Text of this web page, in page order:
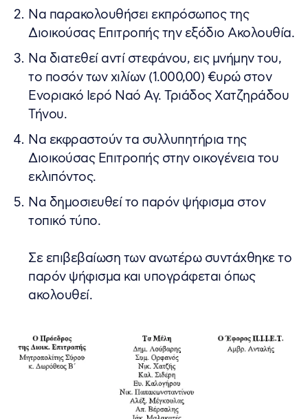
Να παρακολουθήσει εκπρόσωπος της
Διοικούσας Επιτροπής την εξόδιο Ακολουθία.
Να διατεθεί αντί στεφάνου, εις μνήμην του,
το ποσόν των χιλίων (1.000,00) €υρώ στον
Ενοριακό Ιερό Ναό Αγ. Τριάδος Χατζηράδου
Τήνου.
Να εκφραστούν τα συλλυπητήρια της
Διοικούσας Επιτροπής στην οικογένεια του
εκλιπόντος.
Να δημοσιευθεί το παρόν ψήφισμα στον
τοπικό τύπο.
Σε επιβεβαίωση των ανωτέρω συντάχθηκε το
παρόν ψήφισμα και υπογράφεται όπως
ακολουθεί.